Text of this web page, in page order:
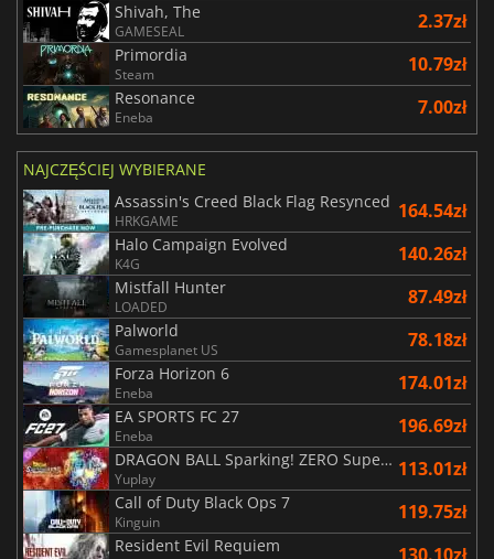
Shivah, The
GAMESEAL 2.37zł
Primordia
Steam 10.79zł
Resonance
Eneba 7.00zł
NAJCZĘŚCIEJ WYBIERANE
Assassin's Creed Black Flag Resynced
HRKGAME 164.54zł
Halo Campaign Evolved
K4G 140.26zł
Mistfall Hunter
LOADED 87.49zł
Palworld
Gamesplanet US 78.18zł
Forza Horizon 6
Eneba 174.01zł
EA SPORTS FC 27
Eneba 196.69zł
DRAGON BALL Sparking! ZERO Super Limit Breaking NEO
Yuplay 113.01zł
Call of Duty Black Ops 7
Kinguin 119.75zł
Resident Evil Requiem